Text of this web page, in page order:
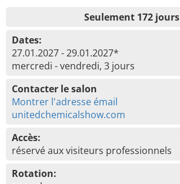
Seulement 172 jours
Dates:
27.01.2027 - 29.01.2027*
mercredi - vendredi, 3 jours
Contacter le salon
Montrer l'adresse émail
unitedchemicalshow.com
Accès:
réservé aux visiteurs professionnels
Rotation: